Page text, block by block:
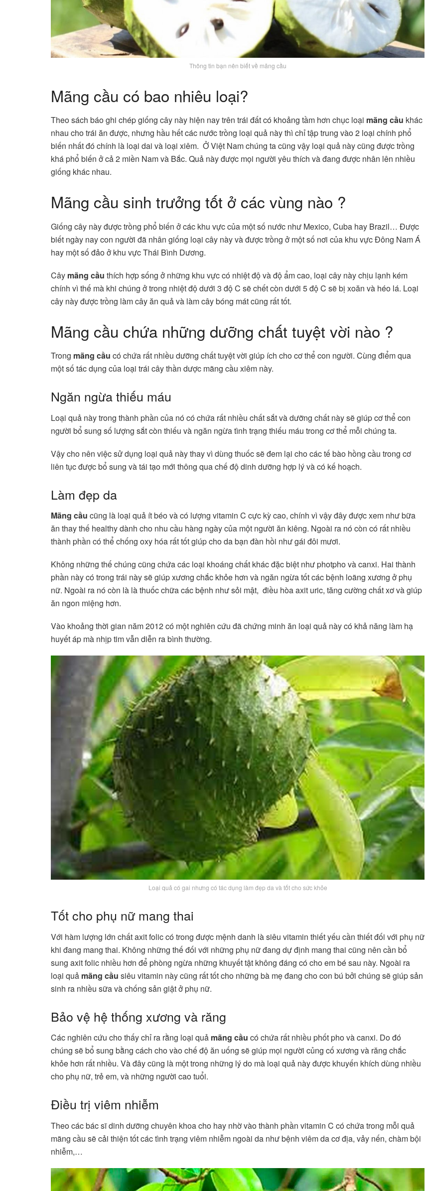
Thông tin bạn nên biết về mãng cầu
Mãng cầu có bao nhiêu loại?
Theo sách báo ghi chép giống cây này hiện nay trên trái đất có khoảng tầm hơn chục loại mãng cầu khác
nhau cho trái ăn được, nhưng hầu hết các nước trồng loại quả này thì chỉ tập trung vào 2 loại chính phổ
biến nhất đó chính là loại dai và loại xiêm. Ở Việt Nam chúng ta cũng vậy loại quả này cũng được trồng
khá phổ biến ở cả 2 miền Nam và Bắc. Quả này được mọi người yêu thích và đang được nhân lên nhiều
giống khác nhau.
Mãng cầu sinh trưởng tốt ở các vùng nào ?
Giống cây này được trồng phổ biến ở các khu vực của một số nước như Mexico, Cuba hay Brazil… Được
biết ngày nay con người đã nhân giống loại cây này và được trồng ở một số nơi của khu vực Đông Nam Á
hay một số đảo ở khu vực Thái Bình Dương.
Cây mãng cầu thích hợp sống ở những khu vực có nhiệt độ và độ ẩm cao, loại cây này chịu lạnh kém
chính vì thế mà khi chúng ở trong nhiệt độ dưới 3 độ C sẽ chết còn dưới 5 độ C sẽ bị xoăn và héo lá. Loại
cây này được trồng làm cây ăn quả và làm cây bóng mát cũng rất tốt.
Mãng cầu chứa những dưỡng chất tuyệt vời nào ?
Trong mãng cầu có chứa rất nhiều dưỡng chất tuyệt vời giúp ích cho cơ thể con người. Cùng điểm qua
một số tác dụng của loại trái cây thần dược mãng cầu xiêm này.
Ngăn ngừa thiếu máu
Loại quả này trong thành phần của nó có chứa rất nhiều chất sắt và dưỡng chất này sẽ giúp cơ thể con
người bổ sung số lượng sắt còn thiếu và ngăn ngừa tình trạng thiếu máu trong cơ thể mỗi chúng ta.
Vậy cho nên việc sử dụng loại quả này thay vì dùng thuốc sẽ đem lại cho các tế bào hồng cầu trong cơ
liên tục được bổ sung và tái tạo mới thông qua chế độ dinh dưỡng hợp lý và có kế hoạch.
Làm đẹp da
Mãng cầu cũng là loại quả ít béo và có lượng vitamin C cực kỳ cao, chính vì vậy đây được xem như bữa
ăn thay thế healthy dành cho nhu cầu hàng ngày của một người ăn kiêng. Ngoài ra nó còn có rất nhiều
thành phần có thể chống oxy hóa rất tốt giúp cho da bạn đàn hồi như gái đôi mươi.
Không những thế chúng cũng chứa các loại khoáng chất khác đặc biệt như photpho và canxi. Hai thành
phần này có trong trái này sẽ giúp xương chắc khỏe hơn và ngăn ngừa tốt các bệnh loãng xương ở phụ
nữ. Ngoài ra nó còn là là thuốc chữa các bệnh như sỏi mật, điều hòa axit uric, tăng cường chất xơ và giúp
ăn ngon miệng hơn.
Vào khoảng thời gian năm 2012 có một nghiên cứu đã chứng minh ăn loại quả này có khả năng làm hạ
huyết áp mà nhịp tim vẫn diễn ra bình thường.
Loại quả có gai nhưng có tác dụng làm đẹp da và tốt cho sức khỏe
Tốt cho phụ nữ mang thai
Với hàm lượng lớn chất axit folic có trong được mệnh danh là siêu vitamin thiết yếu cần thiết đối với phụ nữ
khi đang mang thai. Không những thế đối với những phụ nữ đang dự định mang thai cũng nên cần bổ
sung axit folic nhiều hơn để phòng ngừa những khuyết tật không đáng có cho em bé sau này. Ngoài ra
loại quả mãng cầu siêu vitamin này cũng rất tốt cho những bà mẹ đang cho con bú bởi chúng sẽ giúp sản
sinh ra nhiều sữa và chống sản giật ở phụ nữ.
Bảo vệ hệ thống xương và răng
Các nghiên cứu cho thấy chỉ ra rằng loại quả mãng cầu có chứa rất nhiều phốt pho và canxi. Do đó
chúng sẽ bổ sung bằng cách cho vào chế độ ăn uống sẽ giúp mọi người củng cố xương và răng chắc
khỏe hơn rất nhiều. Và đây cũng là một trong những lý do mà loại quả này được khuyến khích dùng nhiều
cho phụ nữ, trẻ em, và những người cao tuổi.
Điều trị viêm nhiễm
Theo các bác sĩ dinh dưỡng chuyên khoa cho hay nhờ vào thành phần vitamin C có chứa trong mỗi quả
mãng cầu sẽ cải thiện tốt các tình trạng viêm nhiễm ngoài da như bệnh viêm da cơ địa, vảy nến, chàm bội
nhiễm,…